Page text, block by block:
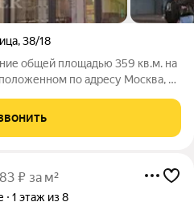
,38/18
общей площадью 359 кв.м. на
по адресу Москва, ул
помещения: Готово к
₽ за м²
1 этаж из 8